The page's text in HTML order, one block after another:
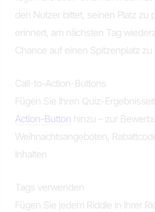
den Nutzer bittet, seinen Platz zu
erinnert, am nächsten Tag
Chance auf einen Spitzenplatz zu
Call-to-Action-Buttons
Fügen Sie Ihren Quiz-
Action-Button hinzu – zur
Weihnachtsangeboten,
Inhalten
Tags verwenden
Fügen Sie jedem Riddle in Ihrer